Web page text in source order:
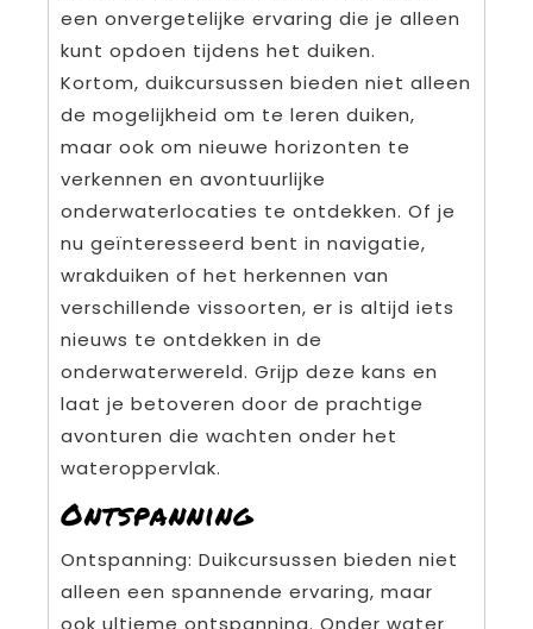
een onvergetelijke ervaring die je alleen
kunt opdoen tijdens het duiken.
Kortom, duikcursussen bieden niet alleen
de mogelijkheid om te leren duiken,
maar ook om nieuwe horizonten te
verkennen en avontuurlijke
onderwaterlocaties te ontdekken. Of je
nu geïnteresseerd bent in navigatie,
wrakduiken of het herkennen van
verschillende vissoorten, er is altijd iets
nieuws te ontdekken in de
onderwaterwereld. Grijp deze kans en
laat je betoveren door de prachtige
avonturen die wachten onder het
wateroppervlak.
Ontspanning
Ontspanning: Duikcursussen bieden niet
alleen een spannende ervaring, maar
ook ultieme ontspanning. Onder water